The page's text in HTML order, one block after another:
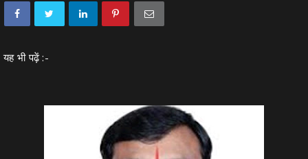
यह भी पढ़ें :-